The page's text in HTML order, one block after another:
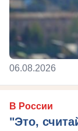
06.08.2026
В России
"Это,